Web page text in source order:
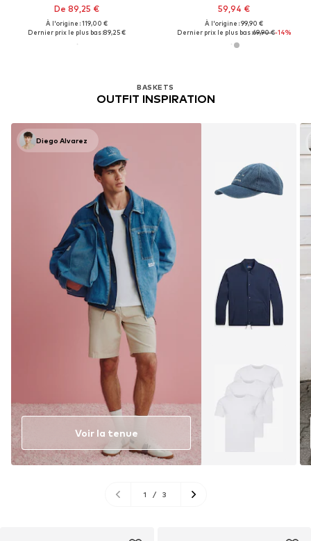
De 89,25 €
À l'origine : 119,00 €
Dernier prix le plus bas :89,25 €
BASKETS
OUTFIT INSPIRATION
Diego Alvarez
Voir la tenue
1 / 3
59,94 €
À l'origine : 99,90 €
Dernier prix le plus bas :69,90 €-14%